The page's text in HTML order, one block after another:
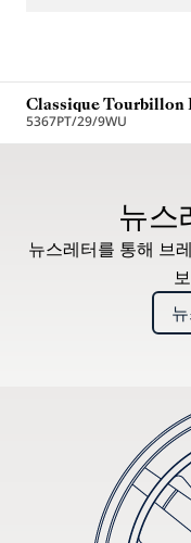
Classique Tourbillon
5367PT/29/9WU
뉴스
뉴스레터를 통해 브